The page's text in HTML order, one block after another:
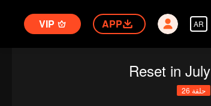
AR
APP
VIP
Reset in July
حلقة 26